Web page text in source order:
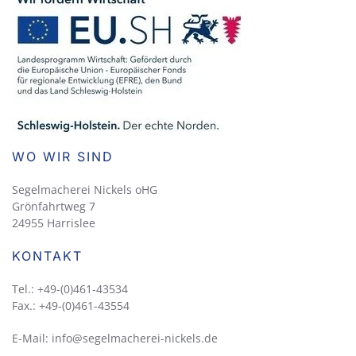
WO WIR SIND
Segelmacherei Nickels oHG
Grönfahrtweg 7
24955 Harrislee
KONTAKT
Tel.: +49-(0)461-43534
Fax.: +49-(0)461-43554
E-Mail: info@segelmacherei-nickels.de